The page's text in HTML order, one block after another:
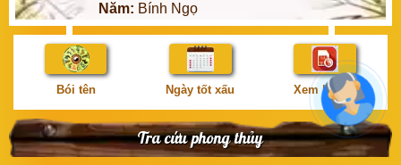
Năm: Bính Ngọ
Bói tên Ngày tốt xấu Xem bói số
Tra cứu phong thủy